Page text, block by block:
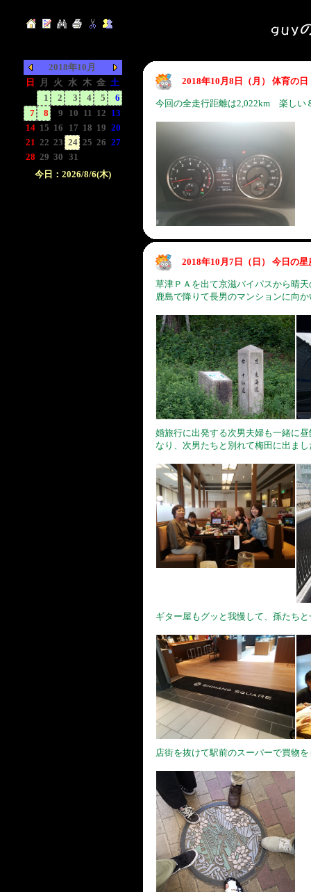
2018年10月
日
月 火 水 木 金 土
1 2 3 4 5
6
7
8 9 10 11 12 13
14 15 16 17 18 19 20
21 22 23 24 25 26 27
28 29 30 31
今日：2026/8/6(木)
2018年10月8日（月） 体育の
今回の全走行距離は2,022km 楽しい
2018年10月7日（日） 今日の
草津ＰＡを出て京滋バイパスから晴
鹿島で降りて長男のマンションに向
婚旅行に出発する次男夫婦も一緒に
なり、次男たちと別れて梅田に出まし
ギター屋もグッと我慢して、孫たち
店街を抜けて駅前のスーパーで買物